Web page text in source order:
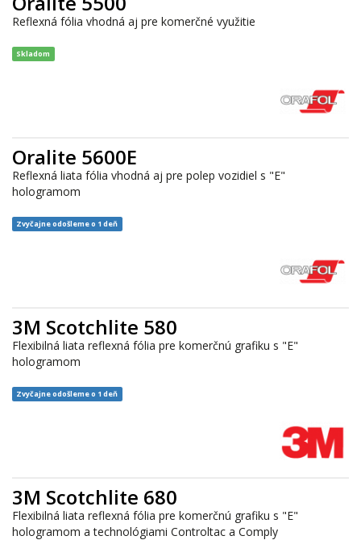
Reflexná fólia vhodná aj pre komerčné využitie
Skladom
Oralite 5600E
Reflexná liata fólia vhodná aj pre polep vozidiel s "E"
hologramom
Zvyčajne odošleme o 1 deň
3M Scotchlite 580
Flexibilná liata reflexná fólia pre komerčnú grafiku s "E"
hologramom
Zvyčajne odošleme o 1 deň
3M Scotchlite 680
Flexibilná liata reflexná fólia pre komerčnú grafiku s "E"
hologramom a technológiami Controltac a Comply